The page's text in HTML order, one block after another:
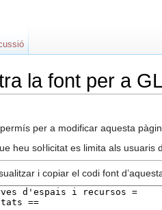
la font per a
per a modificar aquesta
heu soŀlicitat es limita als usuaris
i copiar el codi font